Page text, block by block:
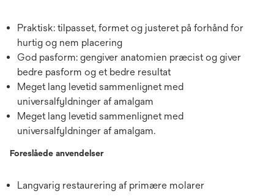
Praktisk: tilpasset, formet og justeret på forhånd for
hurtig og nem placering
God pasform: gengiver anatomien præcist og giver
bedre pasform og et bedre resultat
Meget lang levetid sammenlignet med
universalfyldninger af amalgam
Meget lang levetid sammenlignet med
universalfyldninger af amalgam.
Foreslåede anvendelser
Langvarig restaurering af primære molarer